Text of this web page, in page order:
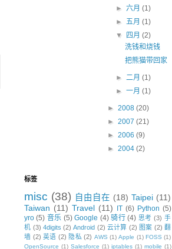
►六月(1)
►五月(1)
▼
四月(2)
洗钱和烧钱
把熊猫带回家
►二月(1)
►一月(1)
► 2008 (20)
► 2007 (21)
► 2006 (9)
► 2004 (2)
标签
misc (38) 自由自在 (18) Taipei (11)
Taiwan (11) Travel (11) IT (6) Python (5)
yro (5) 音乐 (5) Google (4) 骑行 (4) 思考 (3) 手
机 (3) 4digits (2) Android (2) 云计算 (2) 图案 (2) 翻
墙 (2) 英语 (2) 隐私 (2) AWS (1) Apple (1) FOSS (1)
OpenSource (1) Salesforce (1) iptables (1) mobile (1)